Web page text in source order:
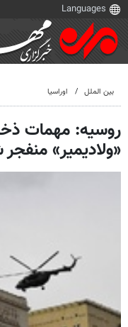
بین الملل اوراسیا
روسیه: مهمات
«ولادیمیر»